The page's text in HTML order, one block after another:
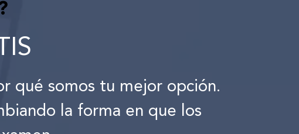
qué somos tu mejor opción.
la forma en que los